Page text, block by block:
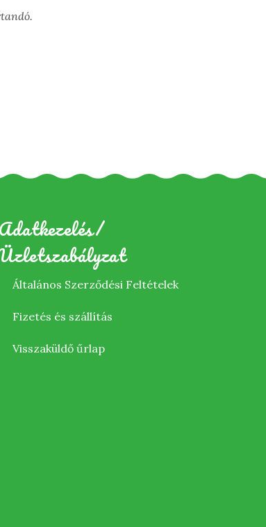
Adatkezelés/
Általános Szerződési Feltételek
Fizetés és szállítás
Visszaküldő űrlap